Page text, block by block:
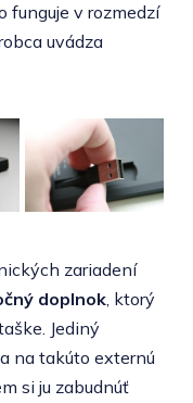
funguje v rozmedzí
uvádza
zariadení
doplnok, ktorý
Jediný
na takúto externú
si ju zabudnúť